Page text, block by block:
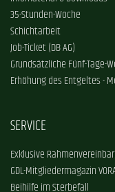
35-Stunden-Woche
Schichtarbeit
Job-Ticket (DB AG)
Grundsätzliche Fünf-Tage-
Erhöhung des Entgeltes -
SERVICE
Exklusive
GDL-Mitgliedermagazin
Beihilfe im Sterbefall